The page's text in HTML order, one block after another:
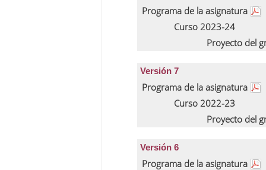
Programa de la asignatura
Curso 2023-24
Proyecto del
Versión 7
Programa de la asignatura
Curso 2022-23
Proyecto del
Versión 6
Programa de la asignatura